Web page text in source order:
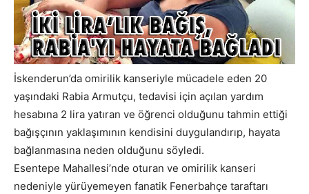
İskenderun’da omirilik kanseriyle mücadele eden 20
yaşındaki Rabia Armutçu, tedavisi için açılan yardım
hesabına 2 lira yatıran ve öğrenci olduğunu tahmin ettiği
bağışçının yaklaşımının kendisini duygulandırıp, hayata
bağlanmasına neden olduğunu söyledi.
Esentepe Mahallesi’nde oturan ve omirilik kanseri
nedeniyle yürüyemeyen fanatik Fenerbahçe taraftarı